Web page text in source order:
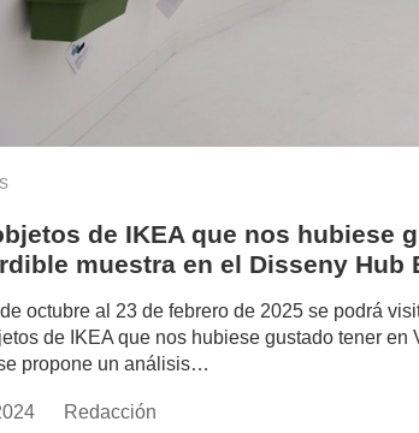
de IKEA que nos hubiese
muestra en el Disseny Hub
octubre al 23 de febrero de 2025 se podrá
de IKEA que nos hubiese gustado tener
propone un análisis…
https://www.experimenta.es/author/
Redacción